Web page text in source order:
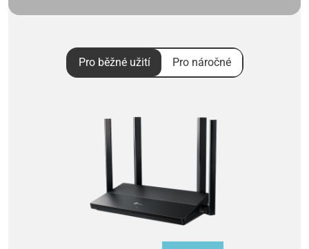
Pro běžné užití Pro náročné